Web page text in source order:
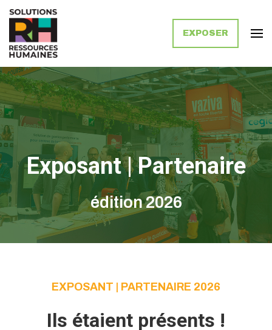
Solutions Ressources Humaines
EXPOSER
Exposant | Partenaire
édition 2026
EXPOSANT | PARTENAIRE 2026
Ils étaient présents !